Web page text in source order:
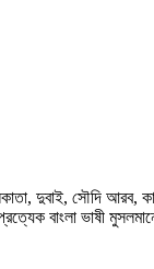
সৌদি আরব,
বাংলা ভাষী